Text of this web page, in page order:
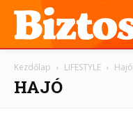
Kezdőlap LIFESTYLE Hajó
HAJÓ